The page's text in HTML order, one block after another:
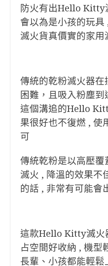
防火有出Hello Kitty
會以為是小孩的玩具
滅火貨真價實的家用
傳統的乾粉滅火器在
困難，且吸入粉塵
這個溝追的Hello
果很好也不復燃 , 使
可
傳統乾粉是以高壓覆
滅火 , 降溫的效果不
的話 , 非常有可能會
這款Hello Kitty滅火
占空間好收納 , 機型
長輩、小孩都能輕鬆